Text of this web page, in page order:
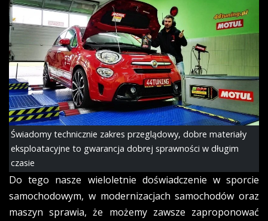
Świadomy technicznie zakres przeglądowy, dobre materiały
eksploatacyjne to gwarancja dobrej sprawności w długim
czasie
Do tego nasze wieloletnie doświadczenie w sporcie
samochodowym, w modernizacjach samochodów oraz
maszyn sprawia, że możemy zawsze zaproponować